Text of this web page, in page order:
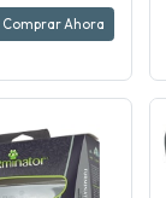
Comprar Ahora